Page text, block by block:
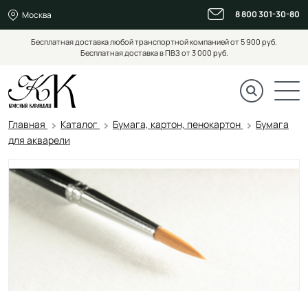
Москва 8 800 301-30-80
Бесплатная доставка любой транспортной компанией от 5 900 руб.
Бесплатная доставка в ПВЗ от 3 000 руб.
Главная Каталог Бумага, картон, пенокартон
Бумага
для акварели